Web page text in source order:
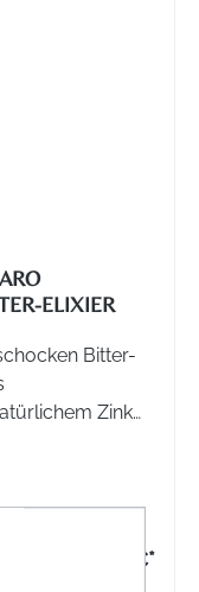
ELIXIER
Bitter-
Zink
helfen.
23,90 €*